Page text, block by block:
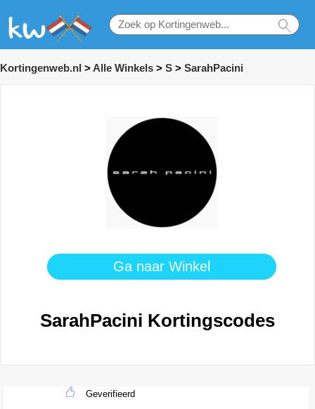
Kortingenweb.nl > Alle Winkels > S > SarahPacini
Ga naar Winkel
SarahPacini Kortingscodes
Geverifieerd